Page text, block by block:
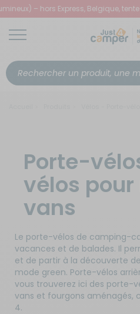
– hors Express, Belgique, tente
Porte-
vélos
vans
Le porte-vélos de camping-
vacances et de balades. Il
et de partir à la découverte
mode green. Porte-vélos
vous trouverez ici des porte-
vans et fourgons aménagés,
4.